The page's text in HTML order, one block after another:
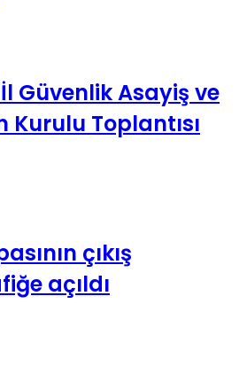
Güvenlik Asayiş ve
Kurulu Toplantısı
çıkış
açıldı